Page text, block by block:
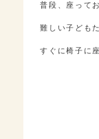
普段、座って
難しい子ども
すぐに椅子に